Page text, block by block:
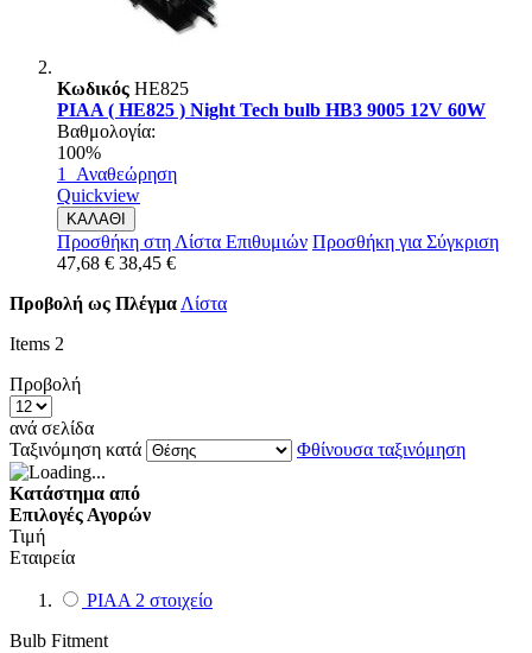
Κωδικός HE825
PIAA ( HE825 ) Night Tech bulb HB3 9005 12V 60W
Βαθμολογία:
100%
1 Αναθεώρηση
Quickview
ΚΑΛΑΘΙ
Προσθήκη στη Λίστα Επιθυμιών Προσθήκη για Σύγκριση
47,68 € 38,45 €
Προβολή ως ΠλέγμαΛίστα
Items 2
Προβολή
ανά σελίδα
Ταξινόμηση κατά
Φθίνουσα ταξινόμηση
Κατάστημα από
Επιλογές Αγορών
Τιμή
Εταιρεία
PIAA 2 στοιχείο
Bulb Fitment